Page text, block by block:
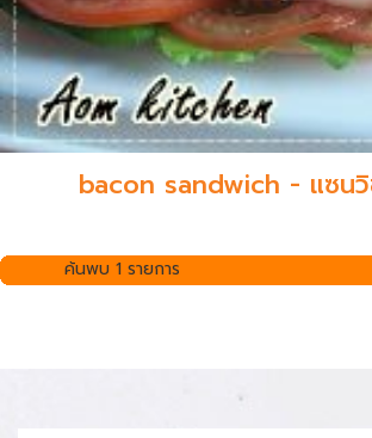
bacon sandwich - แซนวิ
ค้นพบ 1 รายการ